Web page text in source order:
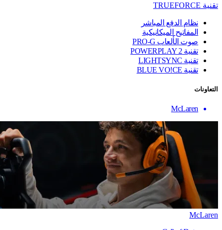
تقنية TRUEFORCE
نظام الدفع المباشر
المفاتيح الميكانيكية
صوت الألعاب PRO-G
تقنية ‏POWERPLAY 2
تقنية LIGHTSYNC
تقنية BLUE VO!CE
التعاونات
McLaren
McLaren